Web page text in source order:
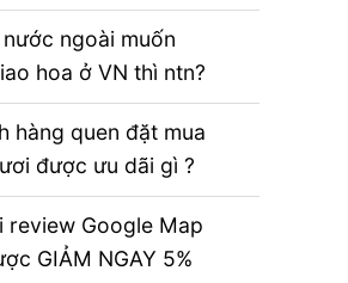
ngoài muốn
hoa ở VN thì ntn?
hàng quen đặt mua
được ưu dãi gì ?
review Google Map
GIẢM NGAY 5%